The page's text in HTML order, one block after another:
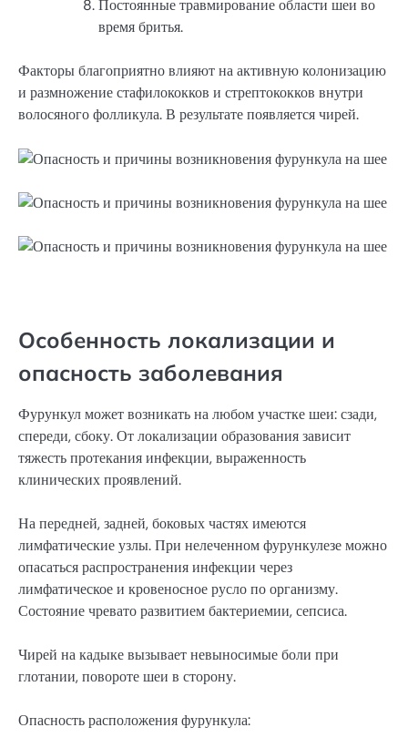
Постоянные травмирование области шеи во
время бритья.
Факторы благоприятно влияют на активную колонизацию
и размножение стафилококков и стрептококков внутри
волосяного фолликула. В результате появляется чирей.
Особенность локализации и
опасность заболевания
Фурункул может возникать на любом участке шеи: сзади,
спереди, сбоку. От локализации образования зависит
тяжесть протекания инфекции, выраженность
клинических проявлений.
На передней, задней, боковых частях имеются
лимфатические узлы. При нелеченном фурункулезе можно
опасаться распространения инфекции через
лимфатическое и кровеносное русло по организму.
Состояние чревато развитием бактериемии, сепсиса.
Чирей на кадыке вызывает невыносимые боли при
глотании, повороте шеи в сторону.
Опасность расположения фурункула: